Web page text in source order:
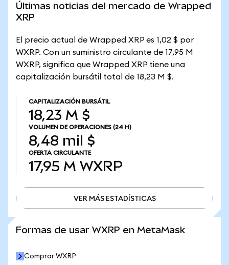
Últimas noticias del mercado de Wrapped
XRP
El precio actual de Wrapped XRP es 1,02 $ por
WXRP. Con un suministro circulante de 17,95 M
WXRP, significa que Wrapped XRP tiene una
capitalización bursátil total de 18,23 M $.
CAPITALIZACIÓN BURSÁTIL
18,23 M $
VOLUMEN DE OPERACIONES (24 H)
8,48 mil $
OFERTA CIRCULANTE
17,95 M WXRP
VER MÁS ESTADÍSTICAS
Formas de usar WXRP en MetaMask
Comprar WXRP